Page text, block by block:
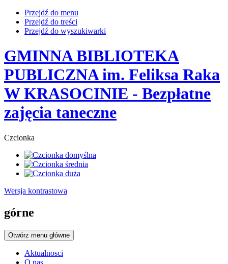
Przejdź do menu
Przejdź do treści
Przejdź do wyszukiwarki
GMINNA BIBLIOTEKA
PUBLICZNA im. Feliksa Raka
W KRASOCINIE - Bezpłatne
zajęcia taneczne
Czcionka
Wersja kontrastowa
górne
Otwórz menu główne
Aktualnosci
O nas